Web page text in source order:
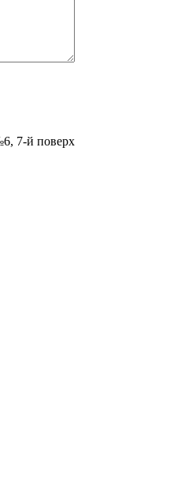
7-й поверх